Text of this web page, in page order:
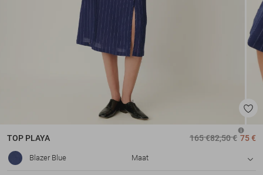
TOP PLAYA 165 €82,50 € 75 €
Blazer Blue Maat